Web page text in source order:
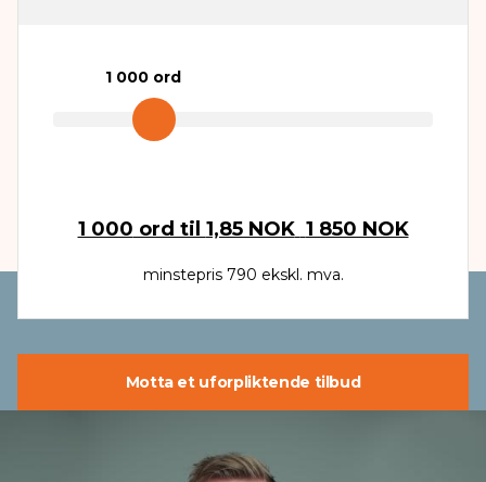
1 000ord
1 000 ord til 1,85 NOK 1 850 NOK
minstepris 790 ekskl. mva.
Motta et uforpliktende tilbud